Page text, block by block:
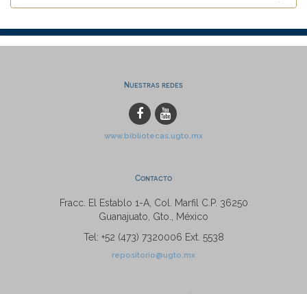
Nuestras redes
www.bibliotecas.ugto.mx
Contacto
Fracc. El Establo 1-A, Col. Marfil C.P. 36250
Guanajuato, Gto., México
Tel: +52 (473) 7320006 Ext. 5538
repositorio@ugto.mx